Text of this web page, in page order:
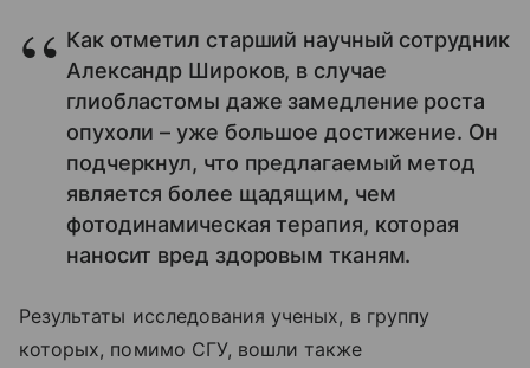
Как отметил старший научный сотрудник
Александр Широков, в случае
глиобластомы даже замедление роста
опухоли – уже большое достижение. Он
подчеркнул, что предлагаемый метод
является более щадящим, чем
фотодинамическая терапия, которая
наносит вред здоровым тканям.
Результаты исследования ученых, в группу
которых, помимо СГУ, вошли также